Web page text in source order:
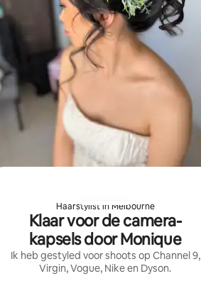
Haarstylist in Melbourne
Klaar voor de camera-
kapsels door Monique
Ik heb gestyled voor shoots op Channel 9,
Virgin, Vogue, Nike en Dyson.